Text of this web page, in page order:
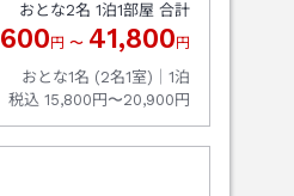
おとな2名 1泊1部屋 合計
円 〜 41,800 円
おとな1名 (2名1室)｜ 1泊
税込 15,800円〜20,900円